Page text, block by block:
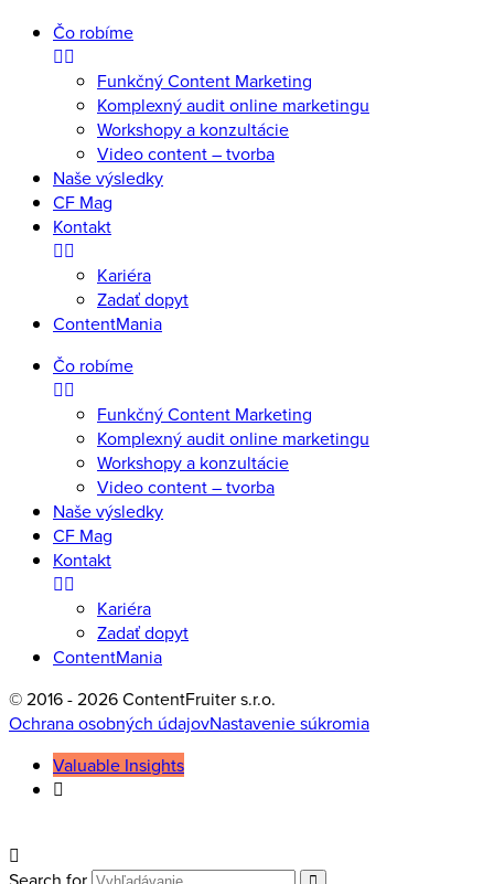
Čo robíme
Funkčný Content Marketing
Komplexný audit online marketingu
Workshopy a konzultácie
Video content – tvorba
Naše výsledky
CF Mag
Kontakt
Kariéra
Zadať dopyt
ContentMania
Čo robíme
Funkčný Content Marketing
Komplexný audit online marketingu
Workshopy a konzultácie
Video content – tvorba
Naše výsledky
CF Mag
Kontakt
Kariéra
Zadať dopyt
ContentMania
© 2016 - 2026 ContentFruiter s.r.o.
Ochrana osobných údajovNastavenie súkromia
Valuable Insights